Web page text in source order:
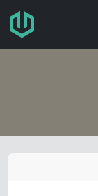
跳转至主要内容